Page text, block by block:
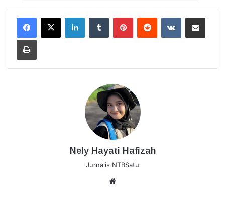
LinkedInTumblr PinterestReddit VKontakteBagikan Lewat Email
Cetak
Nely Hayati Hafizah
Jurnalis NTBSatu